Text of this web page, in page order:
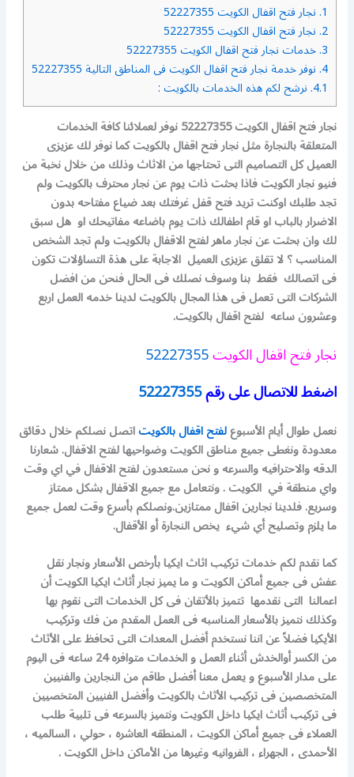
1. نجار فتح اقفال الكويت 52227355
2. نجار فتح اقفال الكويت 52227355
3. خدمات نجار فتح اقفال الكويت 52227355
4. نوفر خدمة نجار فتح اقفال الكويت فى المناطق التالية 52227355
4.1. نرشح لكم هذه الخدمات بالكويت :
نجار فتح اقفال الكويت 52227355 نوفر لعملائنا كافة الخدمات
المتعلقة بالنجارة مثل نجار فتح اقفال بالكويت كما نوفر لك عزيزى
العميل كل التصاميم التى تحتاجها من الاثاث وذلك من خلال نخبة من
فنيو نجار الكويت فاذا بحثت ذات يوم عن نجار محترف بالكويت ولم
تجد طلبك اوكنت تريد فتح قفل غرفتك بعد ضياع مفتاحه بدون
الاضرار بالباب او قام اطفالك ذات يوم باضاعه مفاتيحك او هل سبق
لك وان بحثت عن نجار ماهر لفتح الاقفال بالكويت ولم تجد الشخص
المناسب ؟ لا تقلق عزيزى العميل الاجابة على هذة التساؤلات تكون
فى اتصالك فقط بنا وسوف نصلك فى الحال فنحن من افضل
الشركات التى تعمل فى هذا المجال بالكويت لدينا خدمه العمل اربع
وعشرون ساعه لفتح اقفال بالكويت.
نجار فتح اقفال الكويت52227355
اضغط للاتصال على رقم52227355
نعمل طوال أيام الأسبوعلفتح اقفال بالكويتاتصل نصلكم خلال دقائق
معدودة ونغطى جميع مناطق الكويت وضواحيها لفتح الاقفال. شعارنا
الدقه والاحترافيه والسرعه ونحن مستعدون لفتح الاقفال في اي وقت
واي منطقة في الكويت .ونتعامل مع جميع الاقفال بشكل ممتاز
وسريع. فلدينا نجارين اقفال ممتازين.ونصلكم بأسرع وقت لعمل جميع
ما يلزم وتصليح أي شيء يخص النجارة أو الأقفال.
كما نقدم لكم خدمات تركيب اثاث ايكيا بأرخص الأسعار ونجار نقل
عفش فى جميع أماكن الكويت و ما يميز نجار أثاث ايكيا الكويت أن
اعمالنا التى نقدمها تتميز بالأتقان فى كل الخدمات التى نقوم بها
وكذلك نتميز بالأسعار المناسبه فى العمل المقدم من فك وتركيب
الأيكيا فضلاً عن اننا نستخدم أفضل المعدات التى تحافظ على الأثاث
من الكسر أوالخدش أثناء العمل و الخدمات متوافره 24 ساعه فى اليوم
على مدار الأسبوع و يعمل معنا أفضل طاقم من النجارين والفنيين
المتخصصين فى تركيب الأثاث بالكويت وأفضل الفنيين المتخصيين
فى تركيب أثاث ايكيا داخل الكويت ونتميز بالسرعه فى تلبية طلب
العملاء فى جميع أماكن الكويت ، المنطقه العاشره ، حولي ، السالميه ،
الأحمدى ، الجهراء ، الفروانيه وغيرها من الأماكن داخل الكويت .